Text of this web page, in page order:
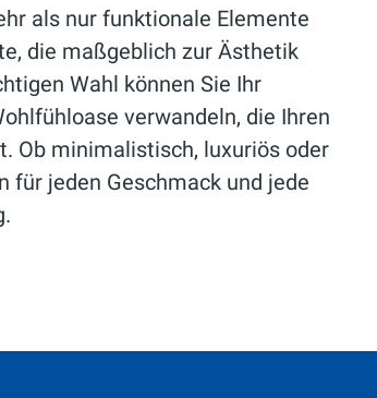
als nur funktionale Elemente
die maßgeblich zur Ästhetik
Wahl können Sie Ihr
verwandeln, die Ihren
Ob minimalistisch, luxuriös oder
für jeden Geschmack und jede